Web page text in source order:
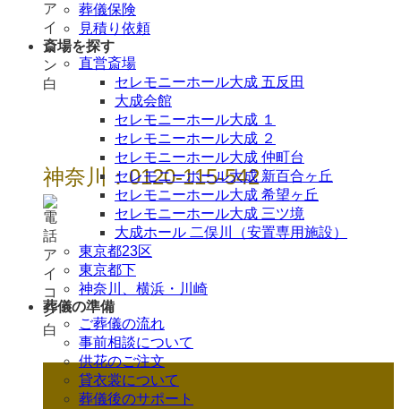
神奈川：0120-115-542
葬儀保険
見積り依頼
斎場を探す
直営斎場
セレモニーホール大成 五反田
大成会館
セレモニーホール大成 １
セレモニーホール大成 ２
セレモニーホール大成 仲町台
セレモニーホール大成 新百合ヶ丘
セレモニーホール大成 希望ヶ丘
セレモニーホール大成 三ツ境
大成ホール 二俣川（安置専用施設）
東京都23区
東京都下
神奈川、横浜・川崎
葬儀の準備
ご葬儀の流れ
事前相談について
供花のご注文
貸衣裳について
葬儀後のサポート